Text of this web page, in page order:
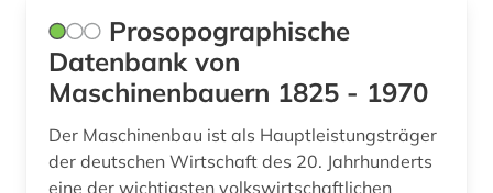
Prosopographische
Datenbank von
Maschinenbauern 1825 - 1970
Der Maschinenbau ist als Hauptleistungsträger
der deutschen Wirtschaft des 20. Jahrhunderts
eine der wichtigsten volkswirtschaftlichen